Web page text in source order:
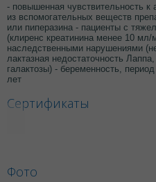
- повышенная чувствительность
из вспомогательных веществ
или пиперазина - пациенты с
(клиренс креатинина менее 10 мл/
наследственными нарушениями
лактазная недостаточность
галактозы) - беременность,
лет
Сертификаты
Фото